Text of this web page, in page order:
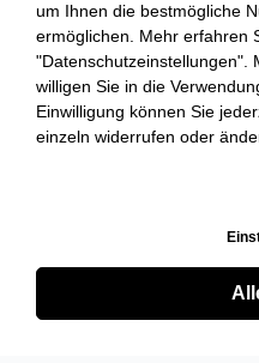
um Ihnen die bestmögliche
ermöglichen. Mehr erfahren
"Datenschutzeinstellungen".
willigen Sie in die
Einwilligung können Sie
einzeln widerrufen oder